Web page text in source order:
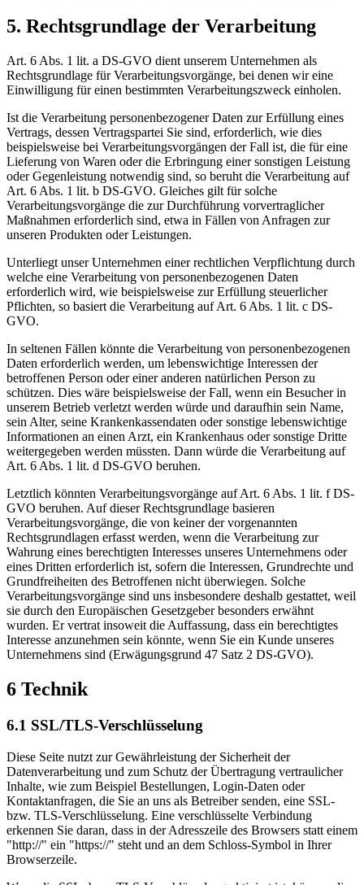
5. Rechtsgrundlage der Verarbeitung
Art. 6 Abs. 1 lit. a DS-GVO dient unserem Unternehmen als
Rechtsgrundlage für Verarbeitungsvorgänge, bei denen wir eine
Einwilligung für einen bestimmten Verarbeitungszweck einholen.
Ist die Verarbeitung personenbezogener Daten zur Erfüllung eines
Vertrags, dessen Vertragspartei Sie sind, erforderlich, wie dies
beispielsweise bei Verarbeitungsvorgängen der Fall ist, die für eine
Lieferung von Waren oder die Erbringung einer sonstigen Leistung
oder Gegenleistung notwendig sind, so beruht die Verarbeitung auf
Art. 6 Abs. 1 lit. b DS-GVO. Gleiches gilt für solche
Verarbeitungsvorgänge die zur Durchführung vorvertraglicher
Maßnahmen erforderlich sind, etwa in Fällen von Anfragen zur
unseren Produkten oder Leistungen.
Unterliegt unser Unternehmen einer rechtlichen Verpflichtung durch
welche eine Verarbeitung von personenbezogenen Daten
erforderlich wird, wie beispielsweise zur Erfüllung steuerlicher
Pflichten, so basiert die Verarbeitung auf Art. 6 Abs. 1 lit. c DS-
GVO.
In seltenen Fällen könnte die Verarbeitung von personenbezogenen
Daten erforderlich werden, um lebenswichtige Interessen der
betroffenen Person oder einer anderen natürlichen Person zu
schützen. Dies wäre beispielsweise der Fall, wenn ein Besucher in
unserem Betrieb verletzt werden würde und daraufhin sein Name,
sein Alter, seine Krankenkassendaten oder sonstige lebenswichtige
Informationen an einen Arzt, ein Krankenhaus oder sonstige Dritte
weitergegeben werden müssten. Dann würde die Verarbeitung auf
Art. 6 Abs. 1 lit. d DS-GVO beruhen.
Letztlich könnten Verarbeitungsvorgänge auf Art. 6 Abs. 1 lit. f DS-
GVO beruhen. Auf dieser Rechtsgrundlage basieren
Verarbeitungsvorgänge, die von keiner der vorgenannten
Rechtsgrundlagen erfasst werden, wenn die Verarbeitung zur
Wahrung eines berechtigten Interesses unseres Unternehmens oder
eines Dritten erforderlich ist, sofern die Interessen, Grundrechte und
Grundfreiheiten des Betroffenen nicht überwiegen. Solche
Verarbeitungsvorgänge sind uns insbesondere deshalb gestattet, weil
sie durch den Europäischen Gesetzgeber besonders erwähnt
wurden. Er vertrat insoweit die Auffassung, dass ein berechtigtes
Interesse anzunehmen sein könnte, wenn Sie ein Kunde unseres
Unternehmens sind (Erwägungsgrund 47 Satz 2 DS-GVO).
6 Technik
6.1 SSL/TLS-Verschlüsselung
Diese Seite nutzt zur Gewährleistung der Sicherheit der
Datenverarbeitung und zum Schutz der Übertragung vertraulicher
Inhalte, wie zum Beispiel Bestellungen, Login-Daten oder
Kontaktanfragen, die Sie an uns als Betreiber senden, eine SSL-
bzw. TLS-Verschlüsselung. Eine verschlüsselte Verbindung
erkennen Sie daran, dass in der Adresszeile des Browsers statt einem
"http://" ein "https://" steht und an dem Schloss-Symbol in Ihrer
Browserzeile.